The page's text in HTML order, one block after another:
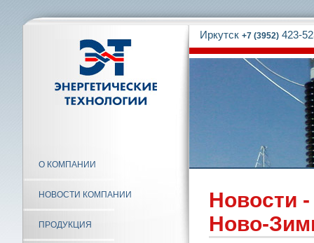
О КОМПАНИИ
НОВОСТИ КОМПАНИИ
ПРОДУКЦИЯ
Иркутск +7 (3952) 423-
Новости
Ново-